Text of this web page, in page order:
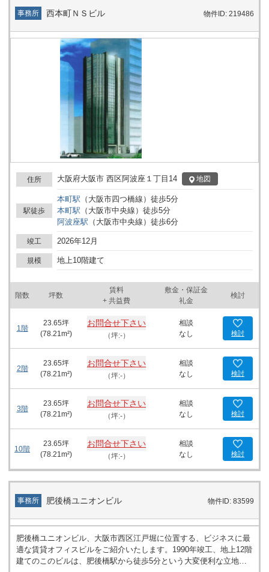
性をさらに高めます。 北堀江ゲイトビルは、これらの利便性と機能
性を兼ね備えたオフィス環境を提供し、ビジネスの発展をサポート
ひご検討いただきたい物件です。オフィスの移転を機に、さらなる
ビジネスの飛躍をお考えの方へ最適な環境をご提案いたします。
事務所 西本町ＮＳビル 物件ID: 219486
住所 大阪府大阪市 西区阿波座１丁目14 地図
駅徒歩
本町駅 （ 大阪市四つ橋線 ） 徒歩5分
本町駅 （ 大阪市中央線 ） 徒歩5分
阿波座駅 （ 大阪市中央線 ） 徒歩6分
竣工 2026年12月
規模 地上10階建て
階数 坪数
賃料
+ 共益費
敷金・保証金
礼金
検討
1階
23.65坪
(78.21m²)
お問合せ下さい
（坪:-）
相談
なし
検討
2階
23.65坪
(78.21m²)
お問合せ下さい
（坪:-）
相談
なし
検討
3階
23.65坪
(78.21m²)
お問合せ下さい
（坪:-）
相談
なし
検討
10階
23.65坪
(78.21m²)
お問合せ下さい
（坪:-）
相談
なし
検討
事務所 肥後橋ユニオンビル 物件ID: 83599
肥後橋ユニオンビル、大阪市西区江戸堀に位置する、ビジネスに最
適な賃貸オフィスビルをご紹介いたします。1990年竣工、地上12階
建てのこのビルは、肥後橋駅から徒歩5分という大変便利な立地条